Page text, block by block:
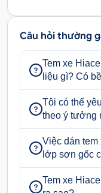
Câu hỏi thường
Tem xe
liệu gì? Có
Tôi có thể
theo ý tưởng
Việc dán
lớp sơn gốc
Tem xe